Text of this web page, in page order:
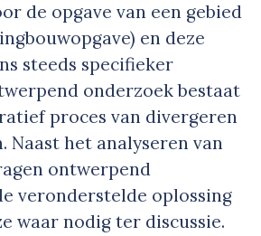
de opgave van een gebied
en deze
steeds specifieker
onderzoek bestaat
proces van divergeren
Naast het analyseren van
ontwerpend
veronderstelde oplossing
waar nodig ter discussie.